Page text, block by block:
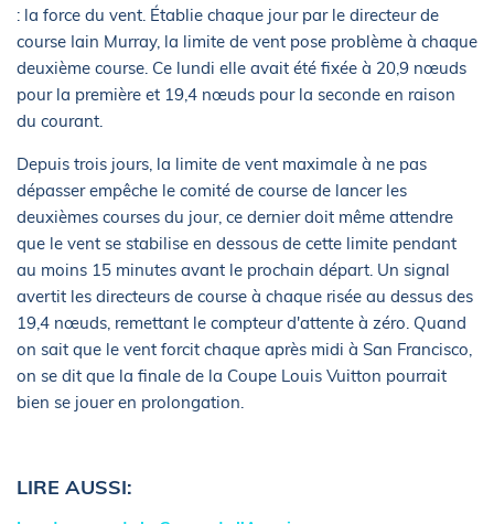
: la force du vent. Établie chaque jour par le directeur de
course Iain Murray, la limite de vent pose problème à chaque
deuxième course. Ce lundi elle avait été fixée à 20,9 nœuds
pour la première et 19,4 nœuds pour la seconde en raison
du courant.
Depuis trois jours, la limite de vent maximale à ne pas
dépasser empêche le comité de course de lancer les
deuxièmes courses du jour, ce dernier doit même attendre
que le vent se stabilise en dessous de cette limite pendant
au moins 15 minutes avant le prochain départ. Un signal
avertit les directeurs de course à chaque risée au dessus des
19,4 nœuds, remettant le compteur d'attente à zéro. Quand
on sait que le vent forcit chaque après midi à San Francisco,
on se dit que la finale de la Coupe Louis Vuitton pourrait
bien se jouer en prolongation.
LIRE AUSSI: